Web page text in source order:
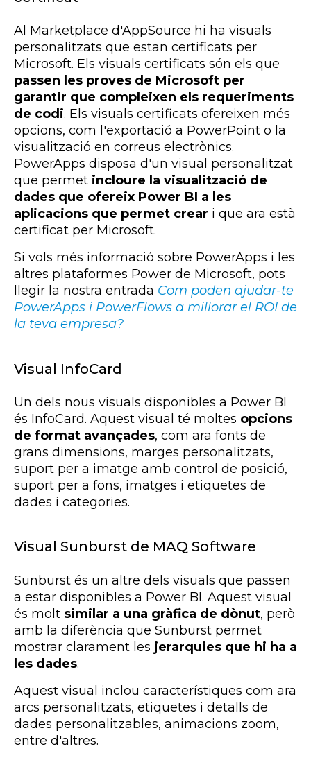
Al Marketplace d'AppSource hi ha visuals
personalitzats que estan certificats per
Microsoft. Els visuals certificats són els que
passen les proves de Microsoft per
garantir que compleixen els requeriments
de codi. Els visuals certificats ofereixen més
opcions, com l'exportació a PowerPoint o la
visualització en correus electrònics.
PowerApps disposa d'un visual personalitzat
que permet incloure la visualització de
dades que ofereix Power BI a les
aplicacions que permet crear i que ara està
certificat per Microsoft.
Si vols més informació sobre PowerApps i les
altres plataformes Power de Microsoft, pots
llegir la nostra entrada Com poden ajudar-te
PowerApps i PowerFlows a millorar el ROI de
la teva empresa?
Visual InfoCard
Un dels nous visuals disponibles a Power BI
és InfoCard. Aquest visual té moltes opcions
de format avançades, com ara fonts de
grans dimensions, marges personalitzats,
suport per a imatge amb control de posició,
suport per a fons, imatges i etiquetes de
dades i categories.
Visual Sunburst de MAQ Software
Sunburst és un altre dels visuals que passen
a estar disponibles a Power BI. Aquest visual
és molt similar a una gràfica de dònut, però
amb la diferència que Sunburst permet
mostrar clarament les jerarquies que hi ha a
les dades.
Aquest visual inclou característiques com ara
arcs personalitzats, etiquetes i detalls de
dades personalitzables, animacions zoom,
entre d'altres.